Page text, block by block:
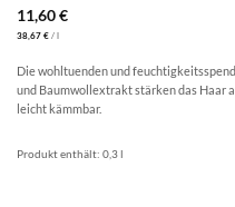
11,60€
38,67 €/ l
Die wohltuenden und
und Baumwollextrakt stärken das Haar
leicht kämmbar.
Produkt enthält: 0,3l